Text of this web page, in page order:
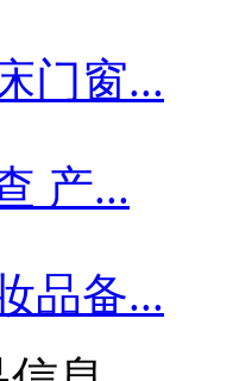
门窗...
产...
品备...